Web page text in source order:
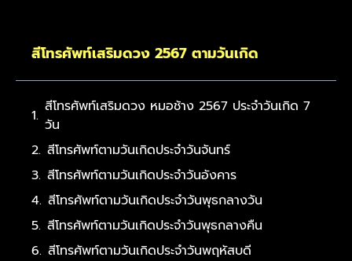
สีโทรศัพท์เสริมดวง 2567 ตามวันเกิด
สีโทรศัพท์เสริมดวง หมอช้าง 2567 ประจำวันเกิด 7
วัน
สีโทรศัพท์ตามวันเกิดประจำวันจันทร์
สีโทรศัพท์ตามวันเกิดประจำวันอังคาร
สีโทรศัพท์ตามวันเกิดประจำวันพุธกลางวัน
สีโทรศัพท์ตามวันเกิดประจำวันพุธกลางคืน
สีโทรศัพท์ตามวันเกิดประจำวันพฤหัสบดี